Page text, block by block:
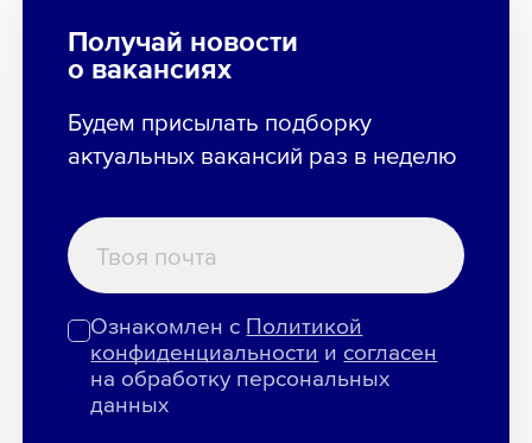
Получай новости
о вакансиях
Будем присылать подборку
актуальных вакансий раз в неделю
Ознакомлен с Политикой
конфиденциальности и согласен
на обработку персональных
данных